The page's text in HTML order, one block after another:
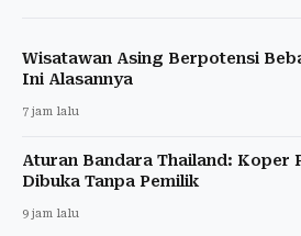
Wisatawan Asing Berpotensi
Ini Alasannya
7 jam lalu
Aturan Bandara Thailand: Koper
Dibuka Tanpa Pemilik
9 jam lalu